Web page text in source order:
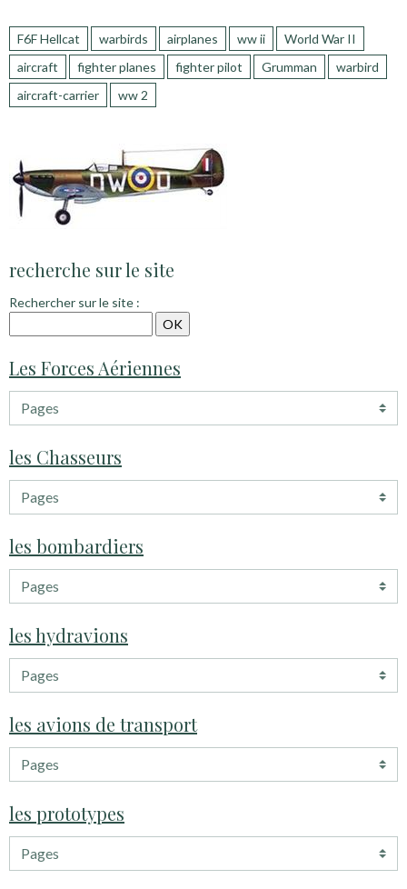
F6F Hellcat warbirds airplanes ww ii
World War II
aircraft
fighter planes fighter pilot Grumman
warbird
aircraft-carrier
ww 2
recherche sur le site
Rechercher sur le site :
Les Forces Aériennes
les Chasseurs
les bombardiers
les hydravions
les avions de transport
les prototypes